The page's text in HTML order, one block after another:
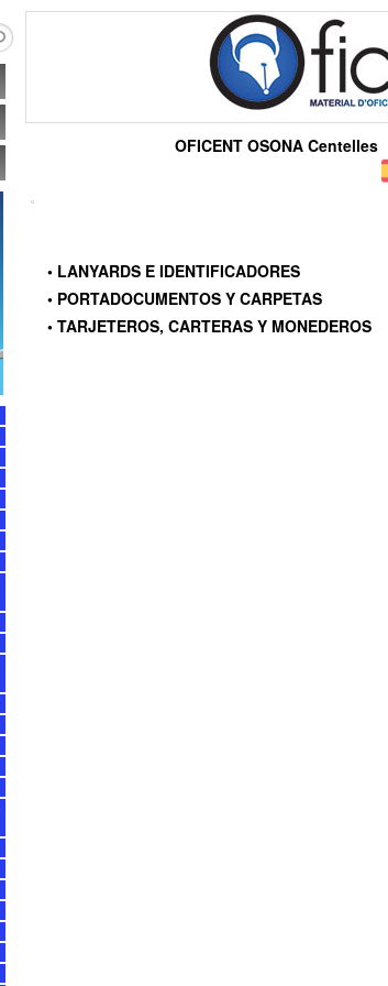
OFICENT OSONA Centelles
• LANYARDS E IDENTIFICADORES
• PORTADOCUMENTOS Y CARPETAS
• TARJETEROS, CARTERAS Y MONEDEROS